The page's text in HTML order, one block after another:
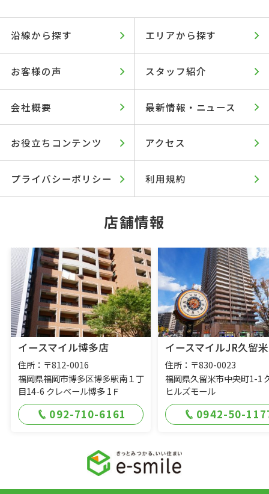
沿線から探す エリアから探す
お客様の声 スタッフ紹介
会社概要 最新情報・ニュース
お役立ちコンテンツ アクセス
プライバシーポリシー 利用規約
店舗情報
イースマイル博多店
住所：〒812-0016
福岡県福岡市博多区博多駅南１丁
目14-6 クレベール博多 1Ｆ
092-710-6161
イースマイルJR久留
住所：〒830-0023
福岡県久留米市中央町1-1
ヒルズモール
0942-50-